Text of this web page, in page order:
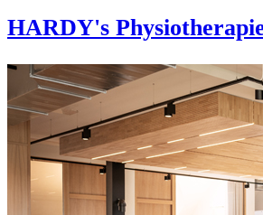
HARDY's